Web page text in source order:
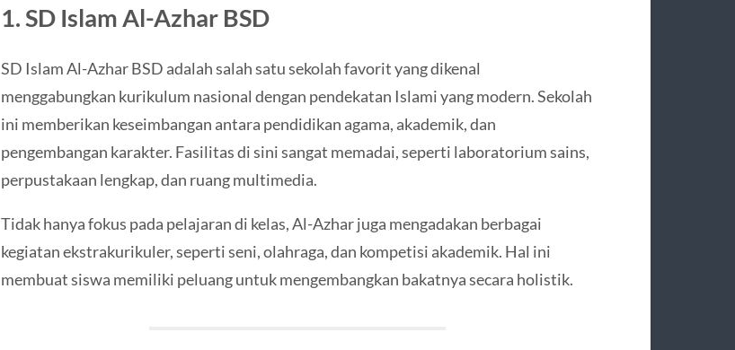
1. SD Islam Al-Azhar BSD
SD Islam Al-Azhar BSD adalah salah satu sekolah favorit yang dikenal
menggabungkan kurikulum nasional dengan pendekatan Islami yang modern. Sekolah
ini memberikan keseimbangan antara pendidikan agama, akademik, dan
pengembangan karakter. Fasilitas di sini sangat memadai, seperti laboratorium sains,
perpustakaan lengkap, dan ruang multimedia.
Tidak hanya fokus pada pelajaran di kelas, Al-Azhar juga mengadakan berbagai
kegiatan ekstrakurikuler, seperti seni, olahraga, dan kompetisi akademik. Hal ini
membuat siswa memiliki peluang untuk mengembangkan bakatnya secara holistik.